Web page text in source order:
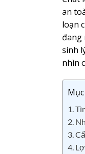
an
loạn
đang
sinh
nhìn
1.
2.
3.
4.